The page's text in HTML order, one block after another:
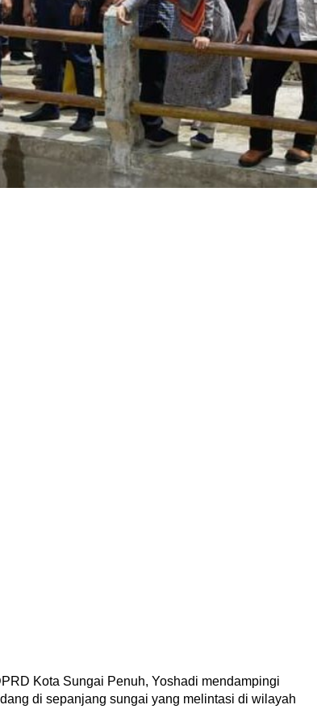
Kota Sungai Penuh, Yoshadi mendampingi
di sepanjang sungai yang melintasi di wilayah